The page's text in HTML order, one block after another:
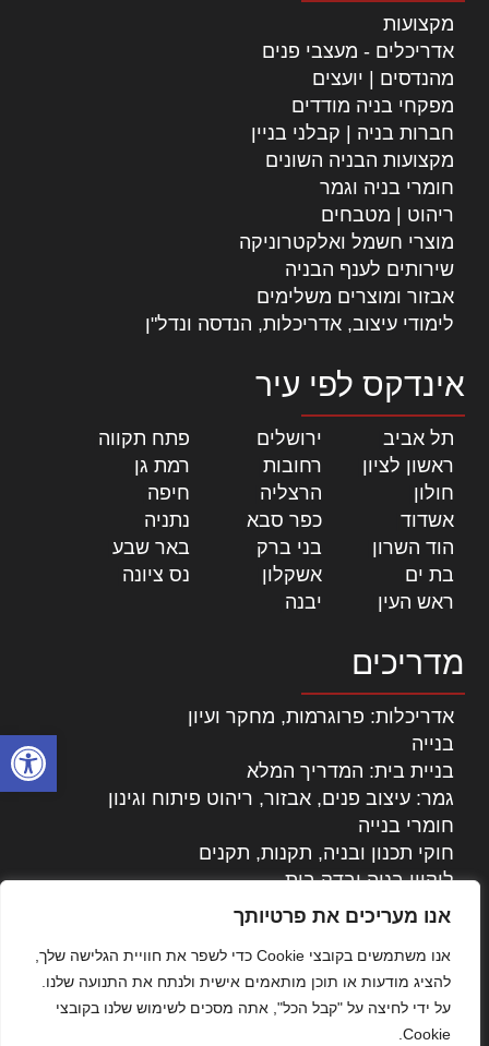
פתח
אנו מעריכים את פרטיותך
אנו משתמשים בקובצי Cookie כדי לשפר את חוויית הגלישה שלך,
להציג מודעות או תוכן מותאמים אישית ולנתח את התנועה שלנו.
על ידי לחיצה על "קבל הכל", אתה מסכים לשימוש שלנו בקובצי
Cookie.
מקצועות
אדריכלים - מעצבי פנים
מהנדסים | יועצים
מפקחי בניה מודדים
חברות בניה | קבלני בניין
מקצועות הבניה השונים
חומרי בניה וגמר
ריהוט | מטבחים
מוצרי חשמל ואלקטרוניקה
שירותים לענף הבניה
אבזור ומוצרים משלימים
לימודי עיצוב, אדריכלות, הנדסה ונדל"ן
אינדקס לפי עיר
תל אביב ירושלים פתח תקווה
ראשון לציון
רחובות רמת גן
חולון
הרצליה חיפה
אשדוד
כפר סבא נתניה
הוד השרון
בני ברק באר שבע
בת ים
אשקלון נס ציונה
ראש העין
יבנה
מדריכים
אדריכלות: פרוגרמות, מחקר ועיון
בנייה
בניית בית: המדריך המלא
גמר: עיצוב פנים, אבזור, ריהוט פיתוח וגינון
חומרי בנייה
חוקי תכנון ובניה, תקנות, תקנים
ליקויי בניה ובדק בית
נדל"ן: זכויות, אגרות ועסקאות
עקרונות ניהול אחזקה מתקדמות
צילום אדריכלי
שיווק נדלן